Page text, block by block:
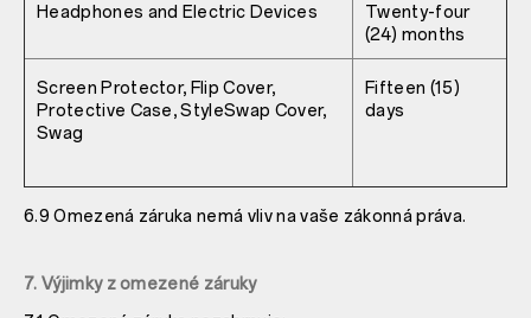
Headphones and Electric Devices
Twenty-four
(24) months
Screen Protector, Flip Cover,
Protective Case, StyleSwap Cover,
Swag
Fifteen (15)
days
6.9 Omezená záruka nemá vliv na vaše zákonná práva.
7. Výjimky z omezené záruky